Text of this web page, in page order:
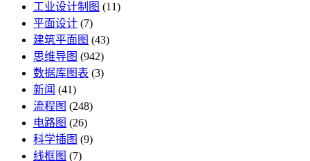
工业设计制图 (11)
平面设计 (7)
建筑平面图 (43)
思维导图 (942)
数据库图表 (3)
新闻 (41)
流程图 (248)
电路图 (26)
科学插图 (9)
线框图 (7)